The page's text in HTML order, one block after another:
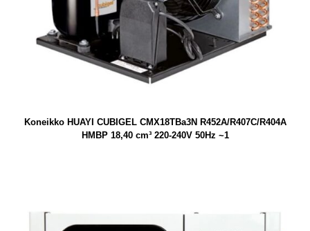
Koneikko HUAYI CUBIGEL CMX18TBa3N R452A/R407C/R404A
HMBP 18,40 cm³ 220-240V 50Hz ~1